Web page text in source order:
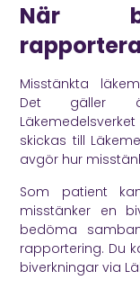
När
Misstänkta
Det gäller
Läkemedelsverket
skickas till
avgör hur
Som patient
misstänker en
bedöma
rapportering. Du
biverkningar via